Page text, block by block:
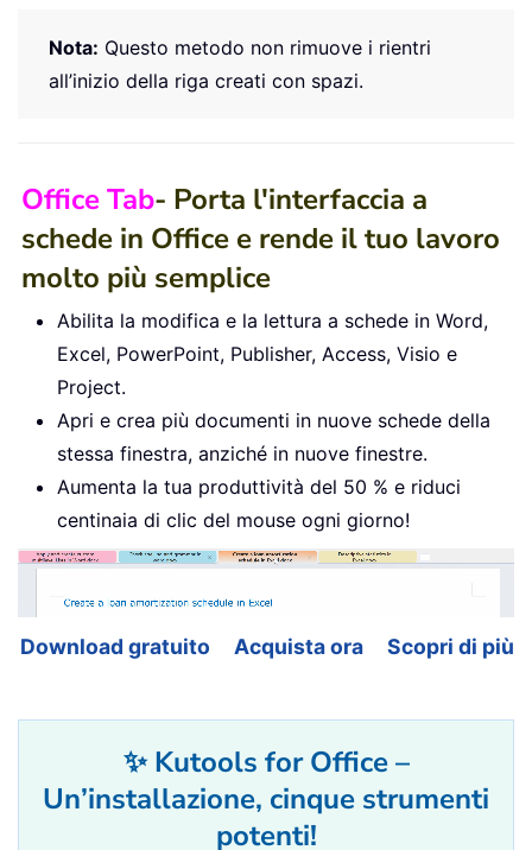
Nota: Questo metodo non rimuove i rientri
all’inizio della riga creati con spazi.
Office Tab- Porta l'interfaccia a
schede in Office e rende il tuo lavoro
molto più semplice
Abilita la modifica e la lettura a schede in Word,
Excel, PowerPoint, Publisher, Access, Visio e
Project.
Apri e crea più documenti in nuove schede della
stessa finestra, anziché in nuove finestre.
Aumenta la tua produttività del 50 % e riduci
centinaia di clic del mouse ogni giorno!
Download gratuito Acquista ora Scopri di più
✨ Kutools for Office –
Un’installazione, cinque strumenti
potenti!